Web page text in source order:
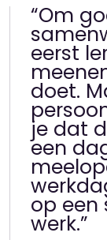
“Om
eerst
doet.
je dat
een
op een
werk.”